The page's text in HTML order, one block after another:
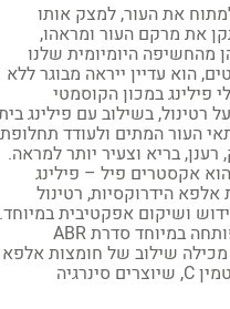
את העור, למצק אותו
מרקם העור ומראהו,
היומיומית שלנו
עדיין ייראה מבוגר ללא
במכון הקוסמטי
בשילוב עם פילינג ביתי
העור המתים ולעודד תחלופת
בריא וצעיר יותר למראה.
אקסטרים פיל – פילינג
הידרוקסיות, רטינול
ושיקום אפקטיבית במיוחד.
לצורך הטיפול הביתי לחידוש העור פותחה במיוחד סדרת ABR
שילוב של חומצות אלפא
ובטא הידרוקסיות, כמו גם רטינול וויטמין C, שיוצרים סינרגיה